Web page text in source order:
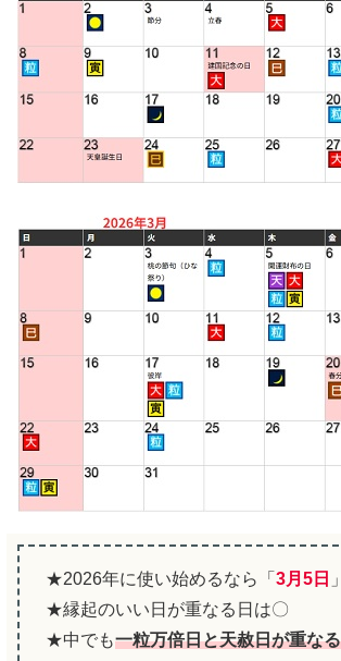
★2026年に使い始めるなら「 3月5日
★縁起のいい日が重なる日は〇
★中でも一粒万倍日と天赦日が重な